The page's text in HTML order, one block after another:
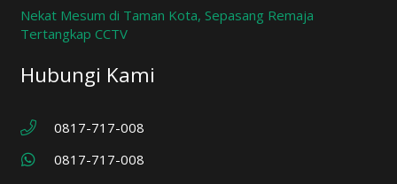
Nekat Mesum di Taman Kota, Sepasang Remaja
Tertangkap CCTV
Hubungi Kami
0817-717-008
0817-717-008